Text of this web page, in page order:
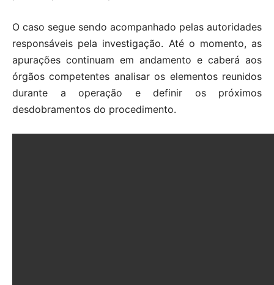
O caso segue sendo acompanhado pelas autoridades
responsáveis pela investigação. Até o momento, as
apurações continuam em andamento e caberá aos
órgãos competentes analisar os elementos reunidos
durante a operação e definir os próximos
desdobramentos do procedimento.